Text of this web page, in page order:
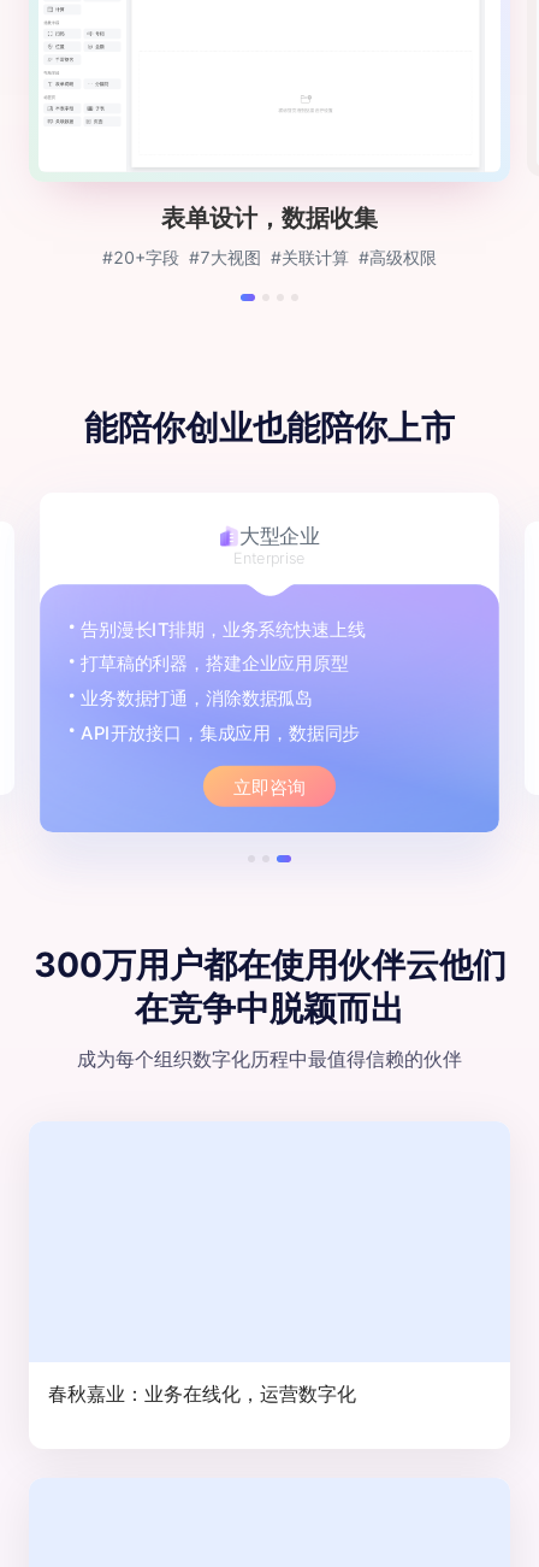
表单设计，数据收集
#20+字段 #7大视图 #关联计算 #高级权限
能陪你创业也能陪你上市
大型企业
Enterprise
告别漫长IT排期，业务系统快速上线
打草稿的利器，搭建企业应用原型
业务数据打通，消除数据孤岛
API开放接口，集成应用，数据同步
立即咨询
300万用户都在使用伙伴云他们
在竞争中脱颖⽽出
成为每个组织数字化历程中最值得信赖的伙伴
春秋嘉业：业务在线化，运营数字化